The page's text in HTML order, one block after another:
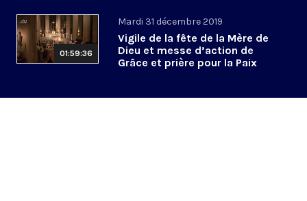
01:59:36
Mardi 31 décembre 2019
Vigile de la fête de la Mère de
Dieu et messe d’action de
Grâce et prière pour la Paix